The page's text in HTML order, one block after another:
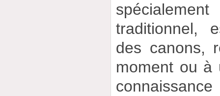
traditionnel,
des canons,
moment ou à